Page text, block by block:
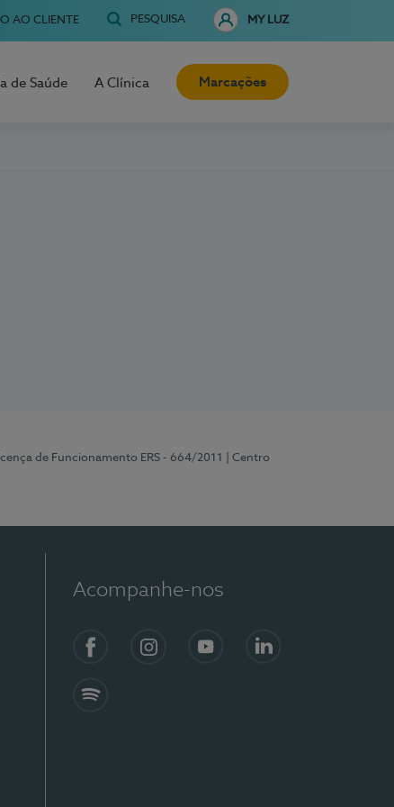
AO CLIENTE PESQUISA MY LUZ
de Saúde A Clínica Marcações
de Funcionamento ERS - 664/2011
| Centro
Acompanhe-nos